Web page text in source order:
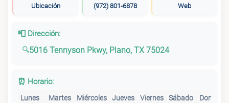
Ubicación (972) 801-6878 Web
📮 Dirección:
5016 Tennyson Pkwy, Plano, TX 75024
⏰ Horario:
Lunes Martes Miércoles Jueves Viernes Sábado Domingo